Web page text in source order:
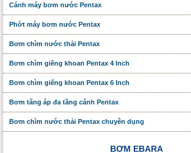
Cánh máy bơm nước Pentax
Phớt máy bơm nước Pentax
Bơm chìm nước thải Pentax
Bơm chìm giếng khoan Pentax 4 Inch
Bơm chìm giếng khoan Pentax 6 Inch
Bơm tăng áp đa tầng cánh Pentax
Bơm chìm nước thải Pentax chuyên dụng
BƠM EBARA